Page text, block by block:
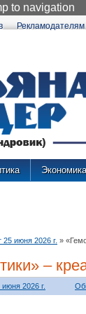
to navigation
Рекламодателям
Экономика
июня 2026 г. »
–
2026 г.